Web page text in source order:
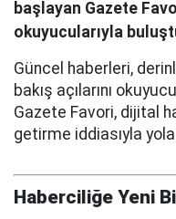
başlayan Gazete
okuyucularıyla
Güncel haberleri,
bakış açılarını
Gazete Favori, dijital
getirme iddiasıyla yola
Haberciliğe Yeni